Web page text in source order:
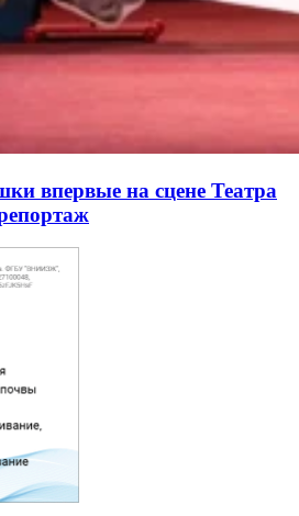
впервые на сцене Театра